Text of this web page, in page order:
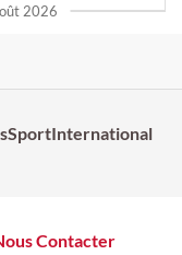
2026
SportInternational
Contacter